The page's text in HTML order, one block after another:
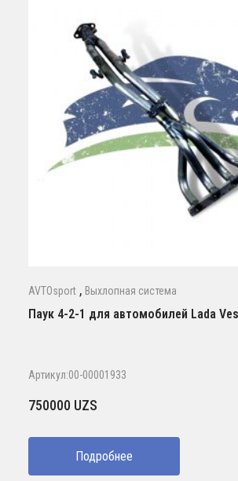
AVTOsport , Выхлопная система
Паук 4-2-1 для автомобилей Lada
Артикул:00-00001933
750000 UZS
Подробнее